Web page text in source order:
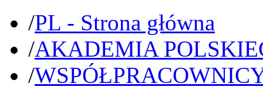
/PL - Strona główna
/AKADEMIA
/